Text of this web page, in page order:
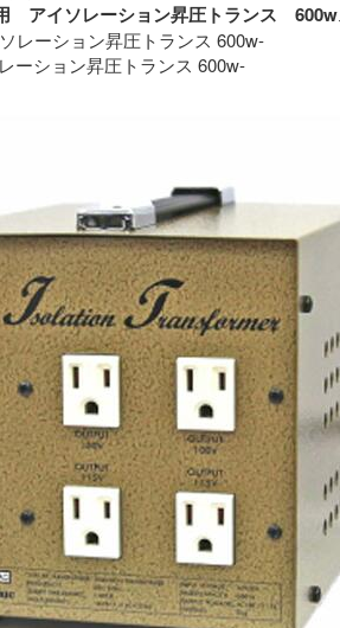
　アイソレーション昇圧トランス　
ーション昇圧トランス 600w-